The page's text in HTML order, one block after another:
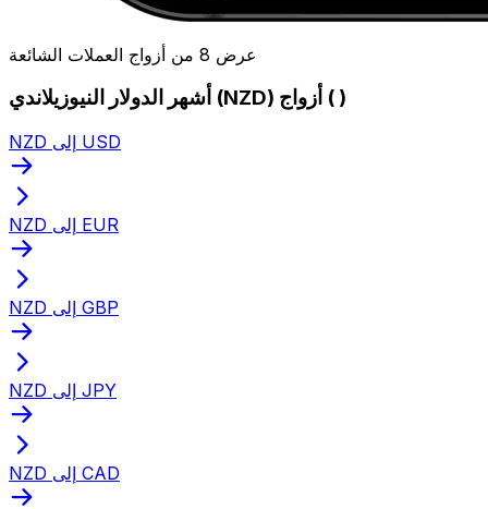
عرض 8 من أزواج العملات الشائعة
أشهر الدولار النيوزيلاندي (NZD) أزواج ( )
NZD إلى USD
NZD إلى EUR
NZD إلى GBP
NZD إلى JPY
NZD إلى CAD